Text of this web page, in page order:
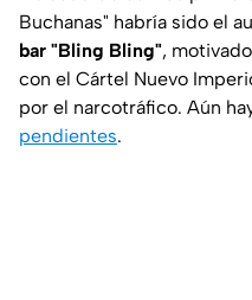
Buchanas" habría sido el
bar "Bling Bling",
con el Cártel Nuevo
por el narcotráfico. Aún
pendientes.